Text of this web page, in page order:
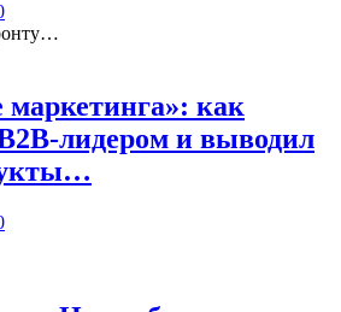
как
лидером и выводил